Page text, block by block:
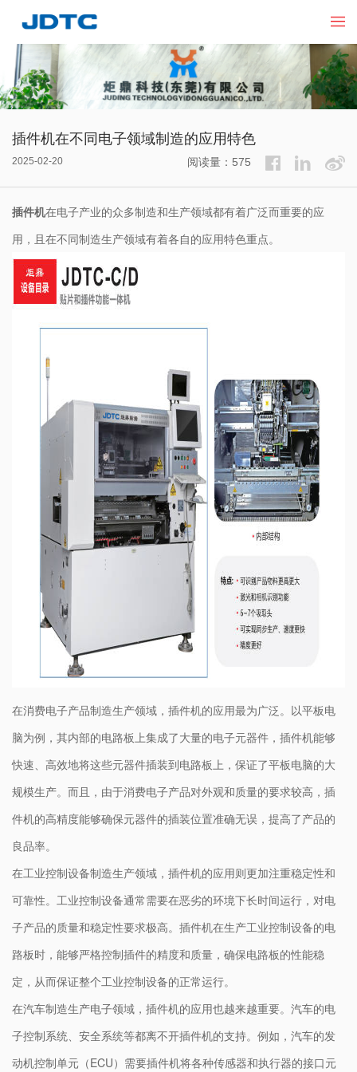
插件机在不同电子领域制造的应用特色
2025-02-20 阅读量：575
插件机在电子产业的众多制造和生产领域都有着广泛而重要的应
用，且在不同制造生产领域有着各自的应用特色重点。
在消费电子产品制造生产领域，插件机的应用最为广泛。以平板电
脑为例，其内部的电路板上集成了大量的电子元器件，插件机能够
快速、高效地将这些元器件插装到电路板上，保证了平板电脑的大
规模生产。而且，由于消费电子产品对外观和质量的要求较高，插
件机的高精度能够确保元器件的插装位置准确无误，提高了产品的
良品率。
在工业控制设备制造生产领域，插件机的应用则更加注重稳定性和
可靠性。工业控制设备通常需要在恶劣的环境下长时间运行，对电
子产品的质量和稳定性要求极高。插件机在生产工业控制设备的电
路板时，能够严格控制插件的精度和质量，确保电路板的性能稳
定，从而保证整个工业控制设备的正常运行。
在汽车制造生产电子领域，插件机的应用也越来越重要。汽车的电
子控制系统、安全系统等都离不开插件机的支持。例如，汽车的发
动机控制单元（ECU）需要插件机将各种传感器和执行器的接口元